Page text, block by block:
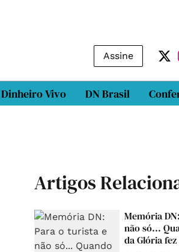
Assine
Dinheiro Vivo DN Brasil
Artigos
Memória
não só...
da Glória fez